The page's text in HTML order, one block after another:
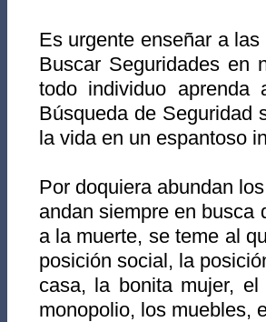
Es urgente enseñar a
Buscar Seguridades en
todo individuo
Búsqueda de Seguridad
la vida en un espantoso
Por doquiera abundan
andan siempre en busca
a la muerte, se teme al
posición social, la
casa, la bonita mujer,
monopolio, los muebles,